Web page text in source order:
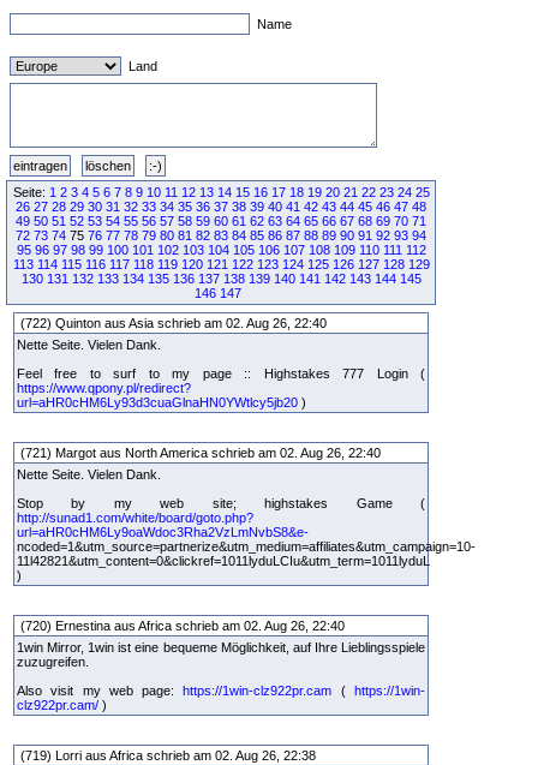
Name
Land
Seite: 1 2 3 4 5 6 7 8 9 10 11 12 13 14 15 16 17 18 19 20 21 22 23 24 25
26 27 28 29 30 31 32 33 34 35 36 37 38 39 40 41 42 43 44 45 46 47 48
49 50 51 52 53 54 55 56 57 58 59 60 61 62 63 64 65 66 67 68 69 70 71
72 73 74 75 76 77 78 79 80 81 82 83 84 85 86 87 88 89 90 91 92 93 94
95 96 97 98 99 100 101 102 103 104 105 106 107 108 109 110 111 112
113 114 115 116 117 118 119 120 121 122 123 124 125 126 127 128 129
130 131 132 133 134 135 136 137 138 139 140 141 142 143 144 145
146 147
(722) Quinton aus Asia schrieb am 02. Aug 26, 22:40
Nette Seite. Vielen Dank.
Feel free to surf to my page :: Highstakes 777 Login (
https://www.qpony.pl/redirect?
url=aHR0cHM6Ly93d3cuaGlnaHN0YWtlcy5jb20 )
(721) Margot aus North America schrieb am 02. Aug 26, 22:40
Nette Seite. Vielen Dank.
Stop by my web site; highstakes Game (
http://sunad1.com/white/board/goto.php?
url=aHR0cHM6Ly9oaWdoc3Rha2VzLmNvbS8&e-
ncoded=1&utm_source=partnerize&utm_medium=affiliates&utm_campaign=10-
11l42821&utm_content=0&clickref=1011lyduLCIu&utm_term=1011lyduL
)
(720) Ernestina aus Africa schrieb am 02. Aug 26, 22:40
1win Mirror, 1win ist eine bequeme Möglichkeit, auf Ihre Lieblingsspiele
zuzugreifen.
Also visit my web page:https://1win-clz922pr.cam (https://1win-
clz922pr.cam/ )
(719) Lorri aus Africa schrieb am 02. Aug 26, 22:38